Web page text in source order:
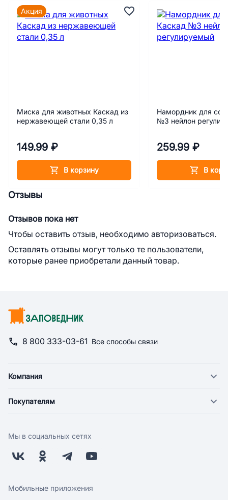
Миска для животных Каскад из
нержавеющей стали 0,35 л
149.99 ₽
В корзину
Акция
Намордник для
№3 нейлон
259.99 ₽
В
Отзывы
Отзывов пока нет
Чтобы оставить отзыв, необходимо авторизоваться.
Оставлять отзывы могут только те пользователи,
которые ранее приобретали данный товар.
8 800 333-03-61 Все способы связи
Компания
Новости
Поставщикам
Заводчикам
Обратная связь
Покупателям
Оплата
Бонусная программа
Скидки и акции
Мы в социальных сетях
Мобильные приложения